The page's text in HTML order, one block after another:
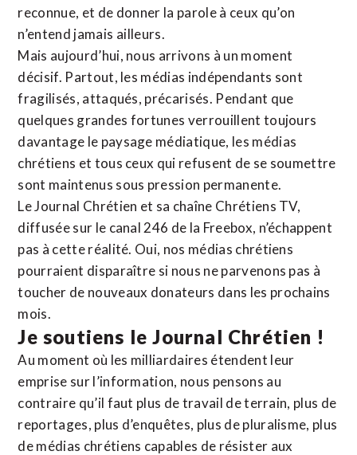
reconnue, et de donner la parole à ceux qu’on
n’entend jamais ailleurs.
Mais aujourd’hui, nous arrivons à un moment
décisif. Partout, les médias indépendants sont
fragilisés, attaqués, précarisés. Pendant que
quelques grandes fortunes verrouillent toujours
davantage le paysage médiatique, les médias
chrétiens et tous ceux qui refusent de se soumettre
sont maintenus sous pression permanente.
Le Journal Chrétien et sa chaîne Chrétiens TV,
diffusée sur le canal 246 de la Freebox, n’échappent
pas à cette réalité. Oui, nos médias chrétiens
pourraient disparaître si nous ne parvenons pas à
toucher de nouveaux donateurs dans les prochains
mois.
Je soutiens le Journal Chrétien !
Au moment où les milliardaires étendent leur
emprise sur l’information, nous pensons au
contraire qu’il faut plus de travail de terrain, plus de
reportages, plus d’enquêtes, plus de pluralisme, plus
de médias chrétiens capables de résister aux